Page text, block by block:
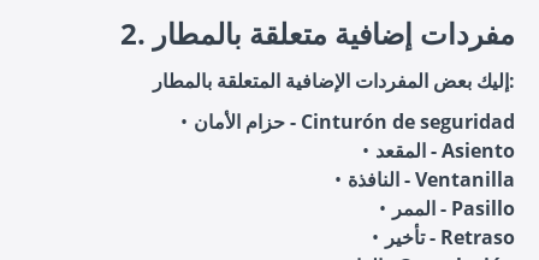
2. مفردات إضافية متعلقة بالمطار
إليك بعض المفردات الإضافية المتعلقة بالمطار:
حزام الأمان - Cinturón de seguridad
المقعد - Asiento
النافذة - Ventanilla
الممر - Pasillo
تأخير - Retraso